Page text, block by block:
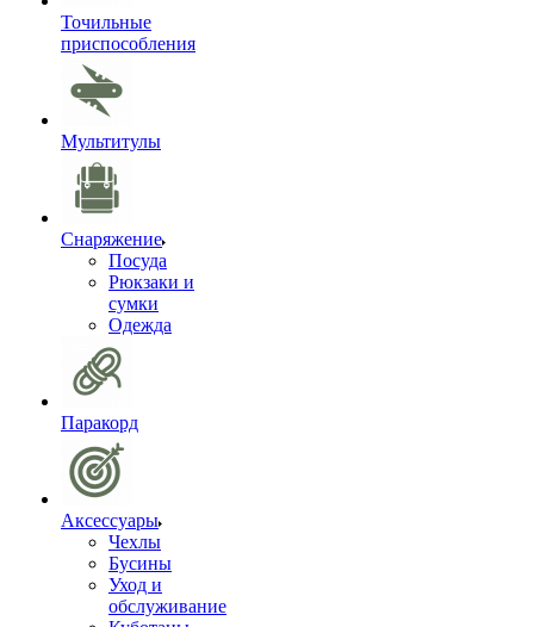
Точильные
приспособления
Мультитулы
Снаряжение
Посуда
Рюкзаки и
сумки
Одежда
Паракорд
Аксессуары
Чехлы
Бусины
Уход и
обслуживание